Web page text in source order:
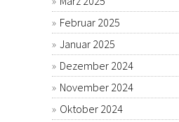
Februar 2025
Januar 2025
Dezember 2024
November 2024
Oktober 2024